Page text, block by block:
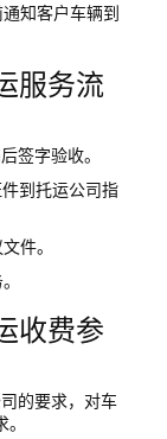
知客户车辆到
服务流
签字验收。
到托运公司指
件。
收费参
的要求，对车